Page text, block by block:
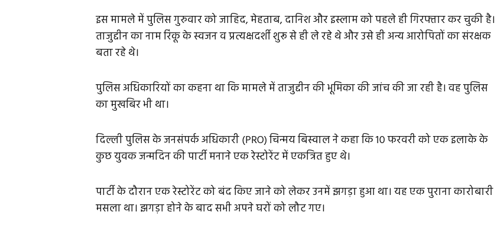
इस मामले में पुलिस गुरुवार को जाहिद, मेहताब, दानिश और इस्लाम को पहले ही गिरफ्तार कर चुकी है।
ताजुद्दीन का नाम रिंकू के स्वजन व प्रत्यक्षदर्शी शुरू से ही ले रहे थे और उसे ही अन्य आरोपितों का संरक्षक
बता रहे थे।
पुलिस अधिकारियों का कहना था कि मामले में ताजुद्दीन की भूमिका की जांच की जा रही है। वह पुलिस
का मुखबिर भी था।
दिल्ली पुलिस के जनसंपर्क अधिकारी (PRO) चिन्मय बिस्वाल ने कहा कि 10 फरवरी को एक इलाके के
कुछ युवक जन्मदिन की पार्टी मनाने एक रेस्टोरेंट में एकत्रित हुए थे।
पार्टी के दौरान एक रेस्टोरेंट को बंद किए जाने को लेकर उनमें झगड़ा हुआ था। यह एक पुराना कारोबारी
मसला था। झगड़ा होने के बाद सभी अपने घरों को लौट गए।